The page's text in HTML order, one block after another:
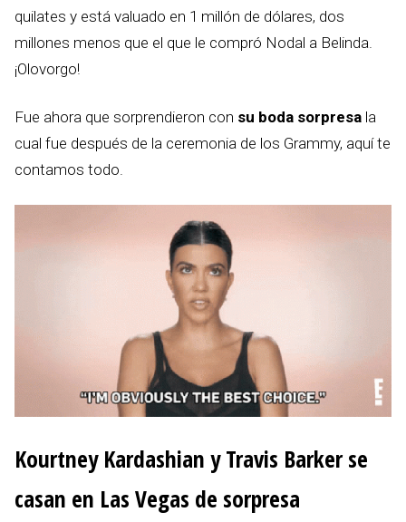
quilates y está valuado en 1 millón de dólares, dos
millones menos que el que le compró Nodal a Belinda.
¡Olovorgo!
Fue ahora que sorprendieron con su boda sorpresa la
cual fue después de la ceremonia de los Grammy, aquí te
contamos todo.
Kourtney Kardashian y Travis Barker se
casan en Las Vegas de sorpresa